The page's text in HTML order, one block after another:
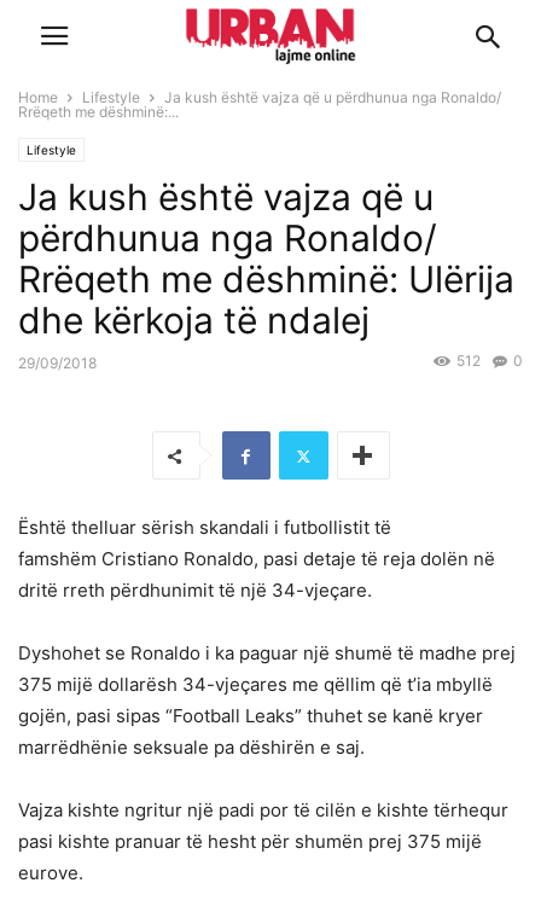
Home Lifestyle
Ja kush është vajza që u përdhunua nga Ronaldo/
Rrëqeth me dëshminë:...
Lifestyle
Ja kush është vajza që u
përdhunua nga Ronaldo/
Rrëqeth me dëshminë: Ulërija
dhe kërkoja të ndalej
29/09/2018 0
512
Është thelluar sërish skandali i futbollistit të
famshëm Cristiano Ronaldo, pasi detaje të reja dolën në
dritë rreth përdhunimit të një 34-vjeçare.
Dyshohet se Ronaldo i ka paguar një shumë të madhe prej
375 mijë dollarësh 34-vjeçares me qëllim që t’ia mbyllë
gojën, pasi sipas “Football Leaks” thuhet se kanë kryer
marrëdhënie seksuale pa dëshirën e saj.
Vajza kishte ngritur një padi por të cilën e kishte tërhequr
pasi kishte pranuar të hesht për shumën prej 375 mijë
eurove.